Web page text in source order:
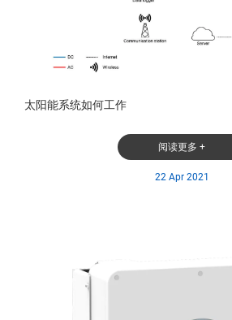
太阳能系统如何工作
阅读更多 +
22 Apr 2021